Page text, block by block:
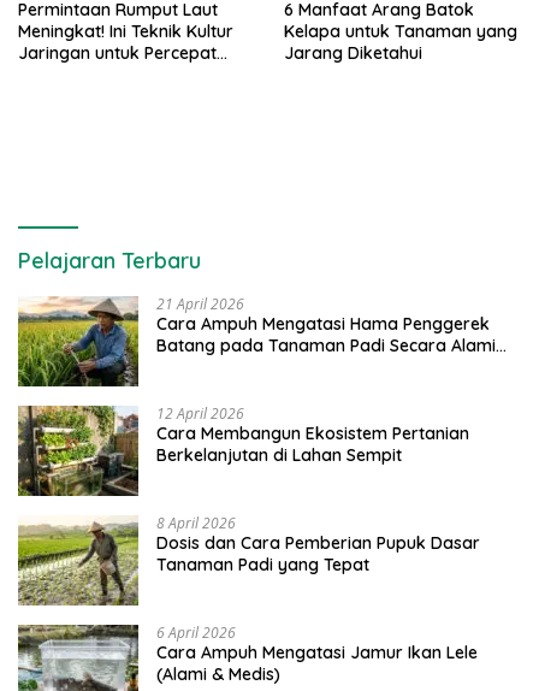
Permintaan Rumput Laut
Meningkat! Ini Teknik Kultur
Jaringan untuk Percepat
6 Manfaat Arang Batok
Kelapa untuk Tanaman yang
Jarang Diketahui
Pelajaran Terbaru
21 April 2026
Cara Ampuh Mengatasi Hama Penggerek
Batang pada Tanaman Padi Secara Alami
12 April 2026
Cara Membangun Ekosistem Pertanian
Berkelanjutan di Lahan Sempit
8 April 2026
Dosis dan Cara Pemberian Pupuk Dasar
Tanaman Padi yang Tepat
6 April 2026
Cara Ampuh Mengatasi Jamur Ikan Lele
(Alami & Medis)